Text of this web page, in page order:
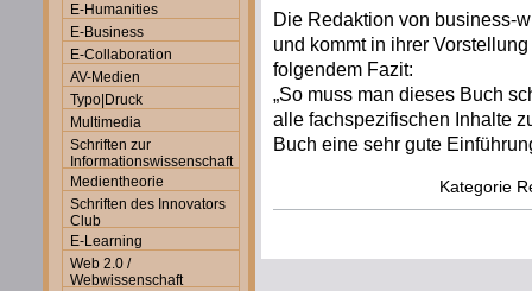
E-Humanities
E-Business
E-Collaboration
AV-Medien
Typo|Druck
Multimedia
Schriften zur
Informationswissenschaft
Medientheorie
Schriften des Innovators
Club
E-Learning
Web 2.0 /
Webwissenschaft
Die Redaktion von business-
und kommt in ihrer
folgendem Fazit:
„So muss man dieses Buch
alle fachspezifischen Inhalte
Buch eine sehr gute
Kategorie